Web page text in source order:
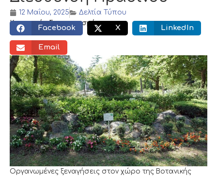
12 Μαΐου, 2025
Δελτία Τύπου
Κοινωνικός διαμοιρασμός:
Facebook X LinkedIn
Email
Οργανωμένες ξεναγήσεις στον χώρο της Βοτανικής